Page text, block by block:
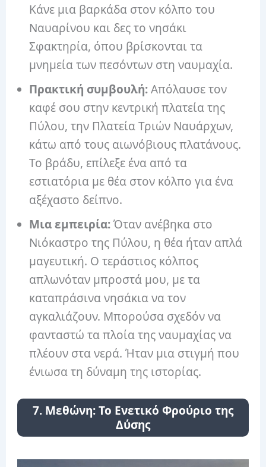
Κάνε μια βαρκάδα στον κόλπο του
Ναυαρίνου και δες το νησάκι
Σφακτηρία, όπου βρίσκονται τα
μνημεία των πεσόντων στη ναυμαχία.
Πρακτική συμβουλή:Απόλαυσε τον
καφέ σου στην κεντρική πλατεία της
Πύλου, την Πλατεία Τριών Ναυάρχων,
κάτω από τους αιωνόβιους πλατάνους.
Το βράδυ, επίλεξε ένα από τα
εστιατόρια με θέα στον κόλπο για ένα
αξέχαστο δείπνο.
Μια εμπειρία:Όταν ανέβηκα στο
Νιόκαστρο της Πύλου, η θέα ήταν απλά
μαγευτική. Ο τεράστιος κόλπος
απλωνόταν μπροστά μου, με τα
καταπράσινα νησάκια να τον
αγκαλιάζουν. Μπορούσα σχεδόν να
φανταστώ τα πλοία της ναυμαχίας να
πλέουν στα νερά. Ήταν μια στιγμή που
ένιωσα τη δύναμη της ιστορίας.
7. Μεθώνη: Το Ενετικό Φρούριο της
Δύσης